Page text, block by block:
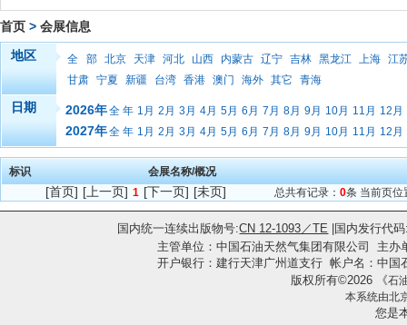
首页 > 会展信息
地区
全 部 北京 天津 河北 山西 内蒙古 辽宁 吉林 黑龙江 上海 江
甘肃 宁夏 新疆 台湾 香港 澳门 海外 其它 青海
日期 2026年全 年 1月 2月 3月 4月 5月 6月 7月 8月 9月 10月 11月 12月
2027年全 年 1月 2月 3月 4月 5月 6月 7月 8月 9月 10月 11月 12月
标识 会展名称/概况
[首页] [上一页] 1 [下一页] [未页] 总共有记录： 0条 当前页位
国内统一连续出版物号:CN 12-1093／TE |国内发行代
主管单位：中国石油天然气集团有限公司 主办
开户银行：建行天津广州道支行 帐户名：中
版权所有©2026 《石
本系统由北
您是